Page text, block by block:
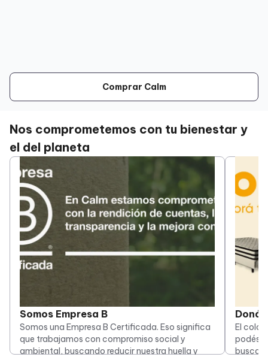
Comprar Calm
Nos comprometemos con tu bienestar y
el del planeta
Somos Empresa B
Somos una Empresa B Certificada. Eso significa
que trabajamos con compromiso social y
ambiental, buscando reducir nuestra huella y
Doná
El
podés